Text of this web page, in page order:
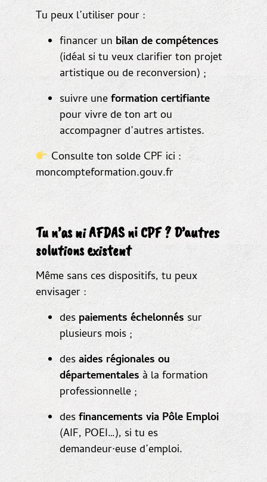
Tu peux l’utiliser pour :
financer un bilan de compétences
(idéal si tu veux clarifier ton projet
artistique ou de reconversion) ;
suivre uneformation certifiante
pour vivre de ton art ou
accompagner d’autres artistes.
Consulte ton solde CPF ici :
moncompteformation.gouv.fr
Tu n’as ni AFDAS ni CPF ? D’autres
solutions existent
Même sans ces dispositifs, tu peux
envisager :
des paiements échelonnéssur
plusieurs mois ;
desaides régionales ou
départementalesà la formation
professionnelle ;
desfinancements via Pôle Emploi
(AIF, POEI…), si tu es
demandeur·euse d’emploi.